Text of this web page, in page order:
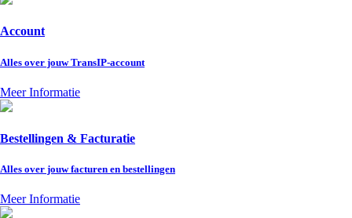
Account
Alles over jouw TransIP-account
Meer Informatie
Bestellingen & Facturatie
Alles over jouw facturen en bestellingen
Meer Informatie